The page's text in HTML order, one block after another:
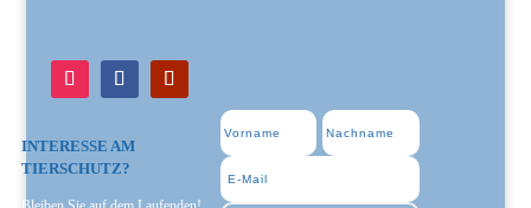
INTERESSE AM
TIERSCHUTZ?